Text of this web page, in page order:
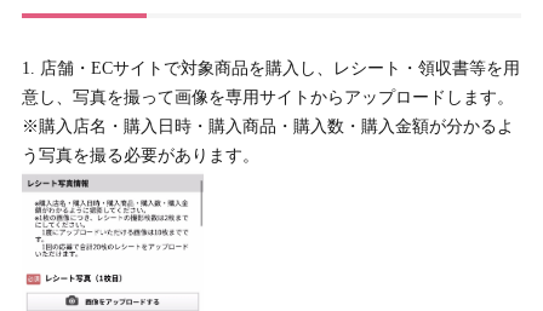
店舗・ECサイトで対象商品を購入し、レシート・領収書等を用
意し、写真を撮って画像を専用サイトからアップロードします。
※購入店名・購入日時・購入商品・購入数・購入金額が分かるよ
う写真を撮る必要があります。